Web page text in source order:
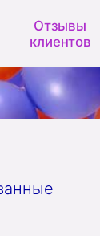
Отзывы
клиентов